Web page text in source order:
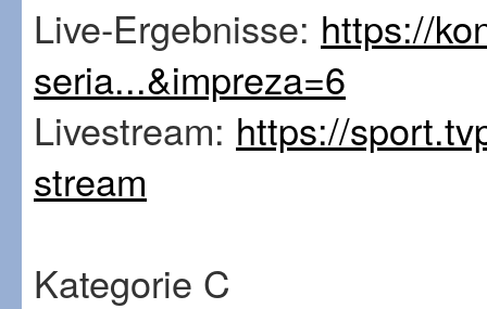
Live-Ergebnisse: https://
seria...&impreza=6
Livestream: https://
stream
Kategorie C